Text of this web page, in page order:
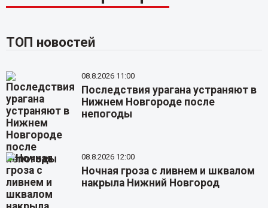
ТОП новостей
08.8.2026 11:00
Последствия урагана устраняют в
Нижнем Новгороде после
непогоды
08.8.2026 12:00
Ночная гроза с ливнем и шквалом
накрыла Нижний Новгород